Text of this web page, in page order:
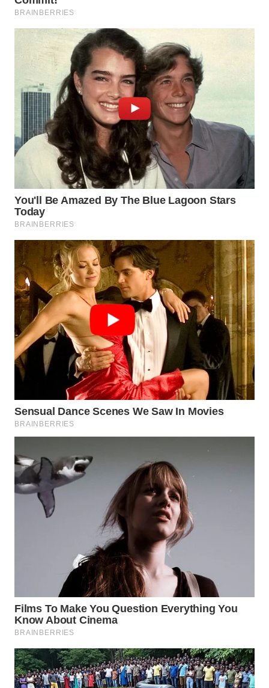
TINGGI
WN
PAKPAK
WN
KARAWANG
WN
BEKASI
WN
BOGOR
DEPOK
WN
TAPANULI
UTARA
WN
SAMOSIR
PADANG
WN
SUMEDANG
WN
CIANJUR
WN
TANGERANG
WN
BINJAI